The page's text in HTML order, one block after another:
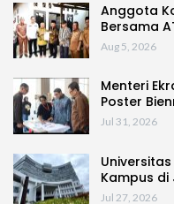
Anggota
Bersama
Aug 5, 2026
Menteri
Poster
Jul 31, 2026
Kampus
Jul 27, 2026